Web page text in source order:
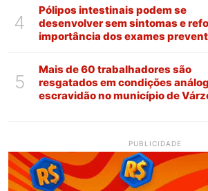
4
Pólipos intestinais podem se
desenvolver sem sintomas e
importância dos exames
5
Mais de 60 trabalhadores são
resgatados em condições
escravidão no município de
PUBLICIDADE